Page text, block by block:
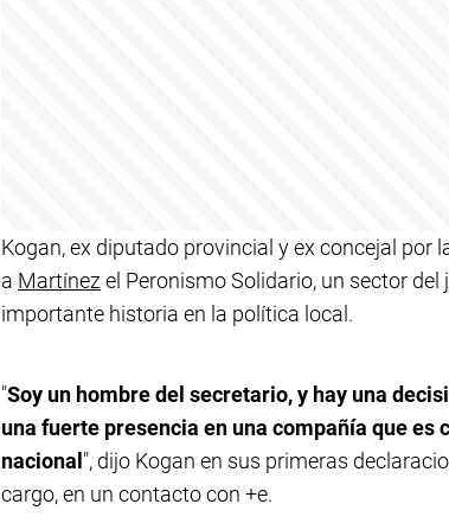
Kogan, ex diputado provincial y ex concejal por
a Martínez el Peronismo Solidario, un sector
importante historia en la política local.
"Soy un hombre del secretario, y hay una
una fuerte presencia en una compañía que
nacional ", dijo Kogan en sus primeras
cargo, en un contacto con +e.